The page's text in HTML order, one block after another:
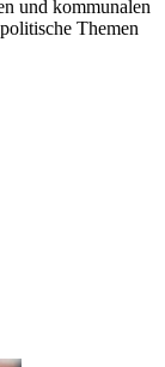
und kommunalen
Themen